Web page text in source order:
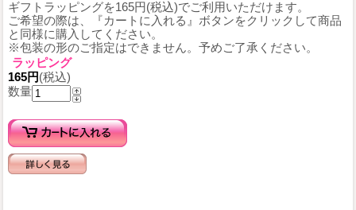
ギフトラッピングを165円(税込)でご利用いただけます。
ご希望の際は、『カートに入れる』ボタンをクリックして商品
と同様に購入してください。
※包装の形のご指定はできません。予めご了承ください。
ラッピング
165円(税込)
数量